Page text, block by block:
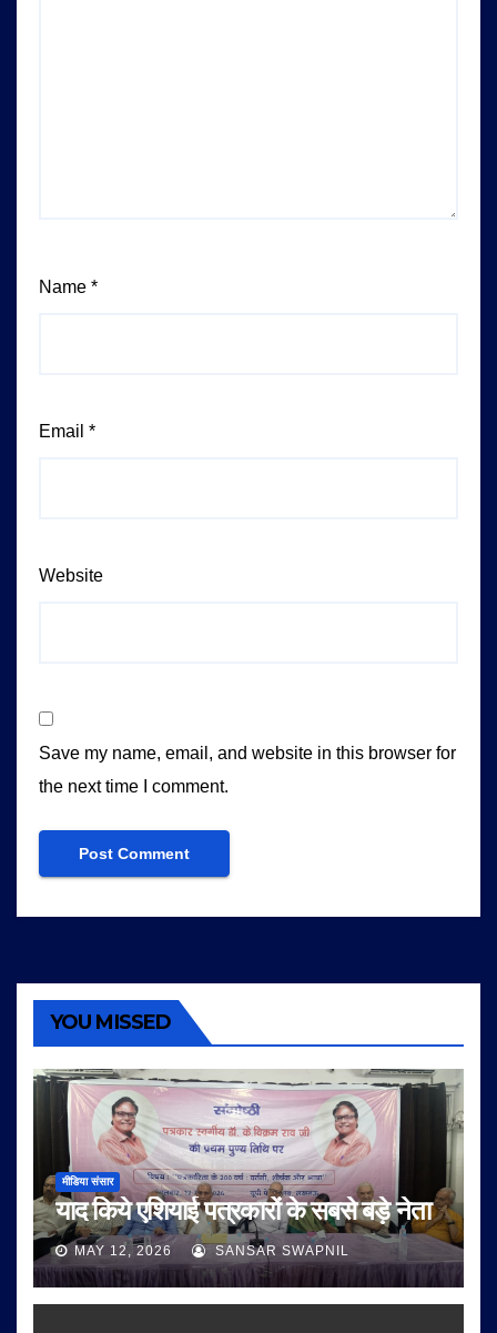
Name *
Email *
Website
Save my name, email, and website in this browser for
the next time I comment.
YOU MISSED
मीडिया संसार
याद किये एशियाई पत्रकारों के सबसे बड़े नेता
MAY 12, 2026 SANSAR SWAPNIL